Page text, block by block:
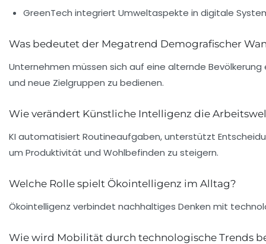
GreenTech integriert Umweltaspekte in digitale
Was bedeutet der Megatrend Demografischer
Unternehmen müssen sich auf eine alternde
und neue Zielgruppen zu bedienen.
Wie verändert Künstliche Intelligenz die
KI automatisiert Routineaufgaben, unterstützt
um Produktivität und Wohlbefinden zu steigern.
Welche Rolle spielt Ökointelligenz im Alltag?
Ökointelligenz verbindet nachhaltiges Denken mit
Wie wird Mobilität durch technologische Trends